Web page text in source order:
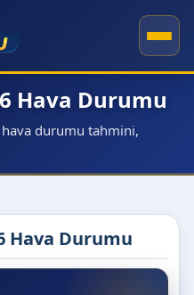
Hava Durumu
durumu tahmini,
Hava Durumu